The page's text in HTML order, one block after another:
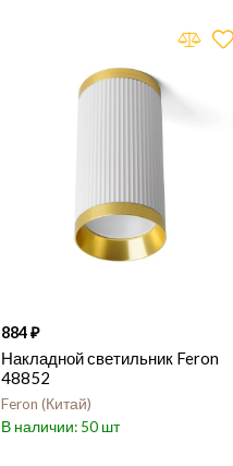
884
Накладной светильник Feron
48852
Feron Китай
50